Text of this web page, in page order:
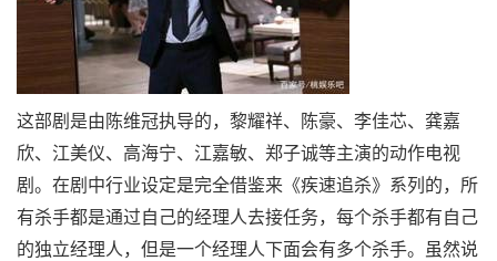
这部剧是由陈维冠执导的，黎耀祥、陈豪、李佳芯、龚嘉
欣、江美仪、高海宁、江嘉敏、郑子诚等主演的动作电视
剧。在剧中行业设定是完全借鉴来《疾速追杀》系列的，所
有杀手都是通过自己的经理人去接任务，每个杀手都有自己
的独立经理人，但是一个经理人下面会有多个杀手。虽然说